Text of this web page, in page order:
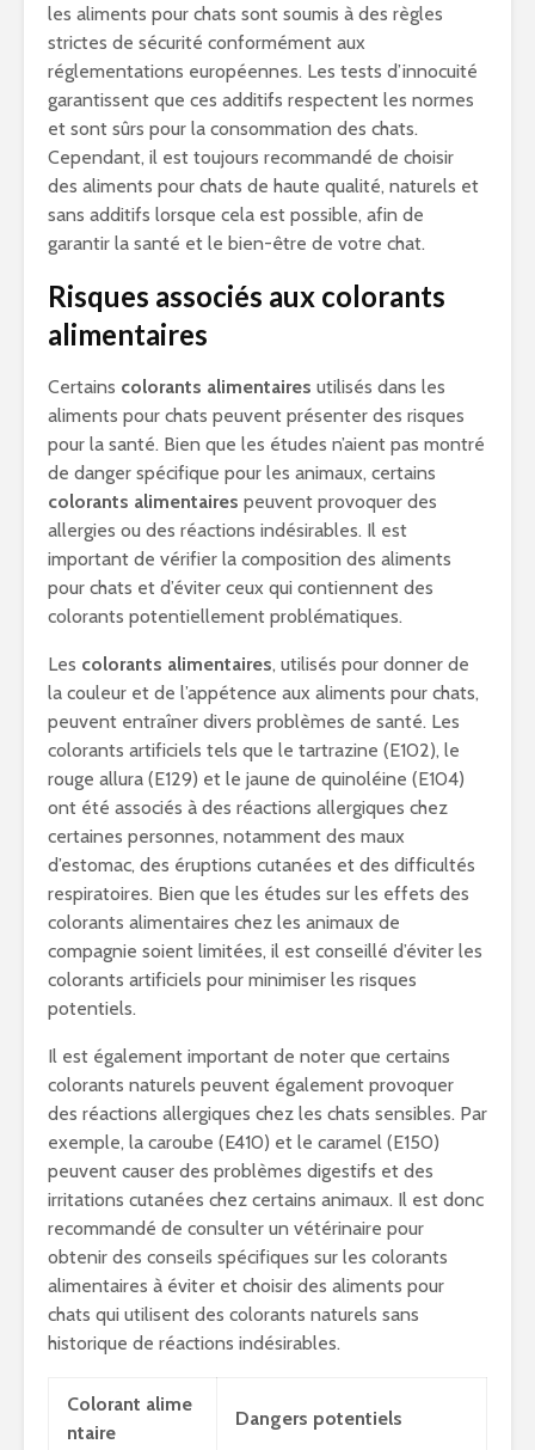
les aliments pour chats sont soumis à des règles
strictes de sécurité conformément aux
réglementations européennes. Les tests d’innocuité
garantissent que ces additifs respectent les normes
et sont sûrs pour la consommation des chats.
Cependant, il est toujours recommandé de choisir
des aliments pour chats de haute qualité, naturels et
sans additifs lorsque cela est possible, afin de
garantir la santé et le bien-être de votre chat.
Risques associés aux colorants
alimentaires
Certains colorants alimentaires utilisés dans les
aliments pour chats peuvent présenter des risques
pour la santé. Bien que les études n’aient pas montré
de danger spécifique pour les animaux, certains
colorants alimentaires peuvent provoquer des
allergies ou des réactions indésirables. Il est
important de vérifier la composition des aliments
pour chats et d’éviter ceux qui contiennent des
colorants potentiellement problématiques.
Les colorants alimentaires, utilisés pour donner de
la couleur et de l’appétence aux aliments pour chats,
peuvent entraîner divers problèmes de santé. Les
colorants artificiels tels que le tartrazine (E102), le
rouge allura (E129) et le jaune de quinoléine (E104)
ont été associés à des réactions allergiques chez
certaines personnes, notamment des maux
d’estomac, des éruptions cutanées et des difficultés
respiratoires. Bien que les études sur les effets des
colorants alimentaires chez les animaux de
compagnie soient limitées, il est conseillé d’éviter les
colorants artificiels pour minimiser les risques
potentiels.
Il est également important de noter que certains
colorants naturels peuvent également provoquer
des réactions allergiques chez les chats sensibles. Par
exemple, la caroube (E410) et le caramel (E150)
peuvent causer des problèmes digestifs et des
irritations cutanées chez certains animaux. Il est donc
recommandé de consulter un vétérinaire pour
obtenir des conseils spécifiques sur les colorants
alimentaires à éviter et choisir des aliments pour
chats qui utilisent des colorants naturels sans
historique de réactions indésirables.
Colorant alime
ntaire
Dangers potentiels